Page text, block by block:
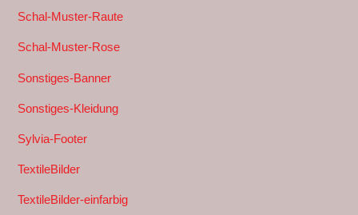
Schal-Muster-Raute
Schal-Muster-Rose
Sonstiges-Banner
Sonstiges-Kleidung
Sylvia-Footer
TextileBilder
TextileBilder-einfarbig